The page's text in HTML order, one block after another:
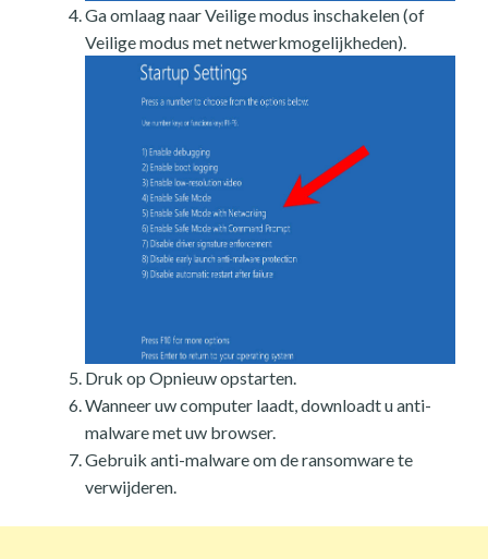
Ga omlaag naar Veilige modus inschakelen (of
Veilige modus met netwerkmogelijkheden).
Druk op Opnieuw opstarten.
Wanneer uw computer laadt, downloadt u anti-
malware met uw browser.
Gebruik anti-malware om de ransomware te
verwijderen.